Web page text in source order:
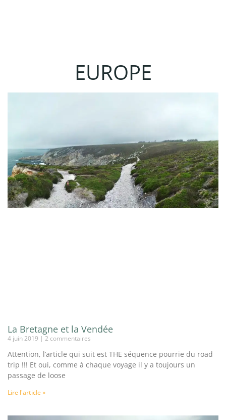
EUROPE
La Bretagne et la Vendée
4 juin 2019 2 commentaires
Attention, l’article qui suit est THE séquence pourrie du road
trip !!! Et oui, comme à chaque voyage il y a toujours un
passage de loose
Lire l'article »